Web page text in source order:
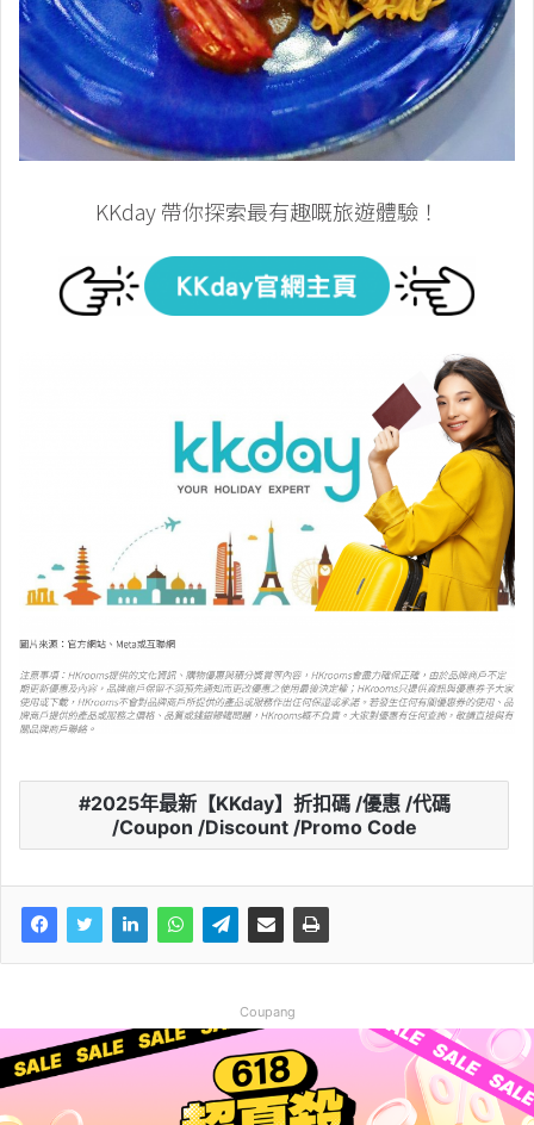
KKday 帶你探索最有趣嘅旅遊體驗！
2025年最新【KKday】折扣碼 /優惠 /代碼
/Coupon /Discount /Promo Code
Coupang